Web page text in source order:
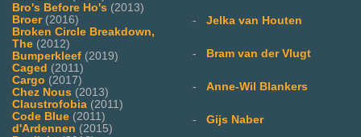
Bro's Before Ho's (2013)
Broer(2016)
Broken Circle Breakdown,
The (2012)
Bumperkleef (2019)
Caged (2011)
Cargo (2017)
Chez Nous (2013)
Claustrofobia (2011)
Code Blue (2011)
d'Ardennen (2015)
- Jelka van Houten
- Bram van der Vlugt
- Anne-Wil Blankers
- Gijs Naber